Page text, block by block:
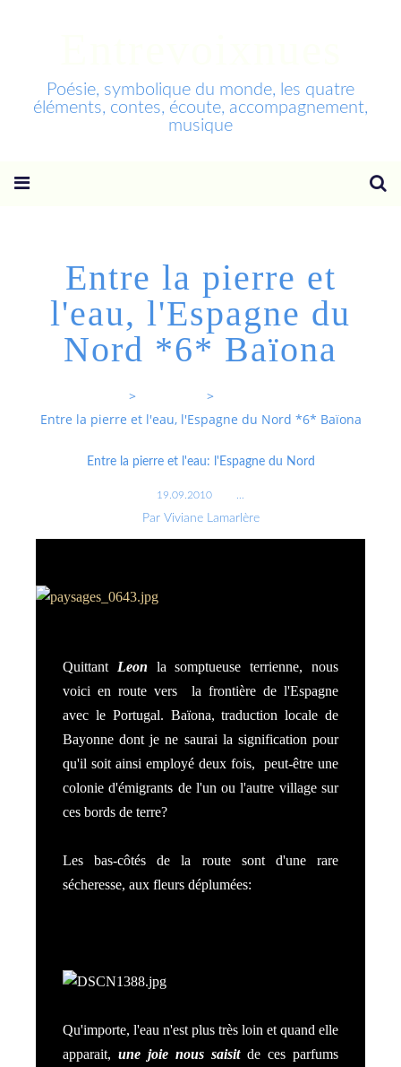
Poésie, symbolique du monde, les quatre
éléments, contes, écoute, accompagnement,
musique
Entre la pierre et
l'eau, l'Espagne du
Nord *6* Baïona
>
>
Entre la pierre et l'eau, l'Espagne du Nord *6* Baïona
Entre la pierre et l'eau: l'Espagne du Nord
19.09.2010
Par Viviane Lamarlère
Quittant Leon la somptueuse terrienne, nous
voici en route vers la frontière de l'Espagne
avec le Portugal. Baïona, traduction locale de
Bayonne dont je ne saurai la signification pour
qu'il soit ainsi employé deux fois, peut-être une
colonie d'émigrants de l'un ou l'autre village sur
ces bords de terre?
Les bas-côtés de la route sont d'une rare
sécheresse, aux fleurs déplumées:
Qu'importe, l'eau n'est plus très loin et quand elle
apparait, une joie nous saisitde ces parfums